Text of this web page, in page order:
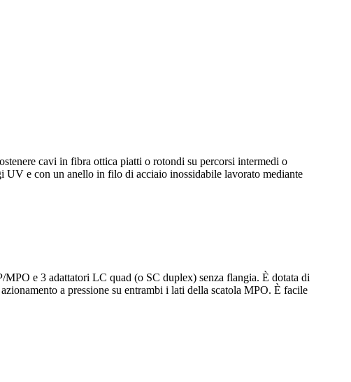
cavi in ​​fibra ottica piatti o rotondi su percorsi intermedi o
UV e con un anello in filo di acciaio inossidabile lavorato mediante
e 3 adattatori LC quad (o SC duplex) senza flangia. È dotata di
a pressione su entrambi i lati della scatola MPO. È facile